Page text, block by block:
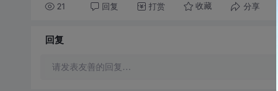
21 回复 打赏 收藏 分享
回复
请发表友善的回复…